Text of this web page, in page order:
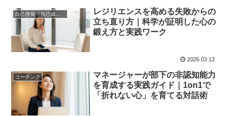
自己啓発（自己成長）
レジリエンスを高める失敗からの
立ち直り方｜科学が証明した心の
鍛え方と実践ワーク
2026.03.13
コーチング
マネージャーが部下の非認知能力
を育成する実践ガイド｜1on1で
「折れない心」を育てる対話術